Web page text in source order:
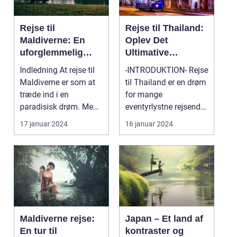
Rejse til
Maldiverne: En
uforglemmelig
oplevelse
Indledning At rejse til
Maldiverne er som at
træde ind i en
paradisisk drøm. Med
sine hvidsandstran...
17 januar 2024
Rejse til Thailand:
Oplev Det
Ultimative
Eventyrland i
Asien
-INTRODUKTION- Rejse
til Thailand er en drøm
for mange
eventyrlystne rejsende,
der længes efter at o...
16 januar 2024
Maldiverne rejse:
En tur til
Japan – Et land af
kontraster og